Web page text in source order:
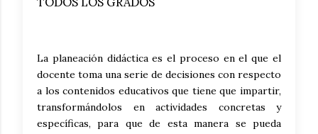
La planeación didáctica es el proceso en el que el
docente toma una serie de decisiones con respecto
a los contenidos educativos que tiene que impartir,
transformándolos en actividades concretas y
específicas, para que de esta manera se pueda